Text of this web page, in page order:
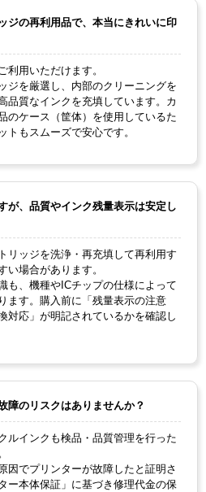
顔料
あり
リサイクルインク
ジの再利用品で、本当にきれいに印
利用いただけます。
ジを厳選し、内部のクリーニングを
品質なインクを充填しています。カ
のケース（筐体）を使用しているた
トもスムーズで安心です。
が、品質やインク残量表示は安定し
リッジを洗浄・再充填して再利用す
い場合があります。
も、機種やICチップの仕様によって
ます。購入前に「残量表示の注意
対応」が明記されているかを確認し
障のリスクはありませんか？
ルインクも検品・品質管理を行った
因でプリンターが故障したと証明さ
ー本体保証」に基づき修理代金の保